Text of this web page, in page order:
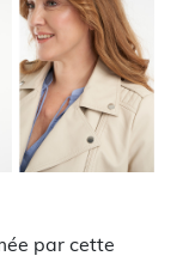
par cette